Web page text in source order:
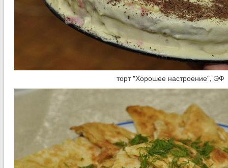
торт "Хорошее настроение", ЭФ